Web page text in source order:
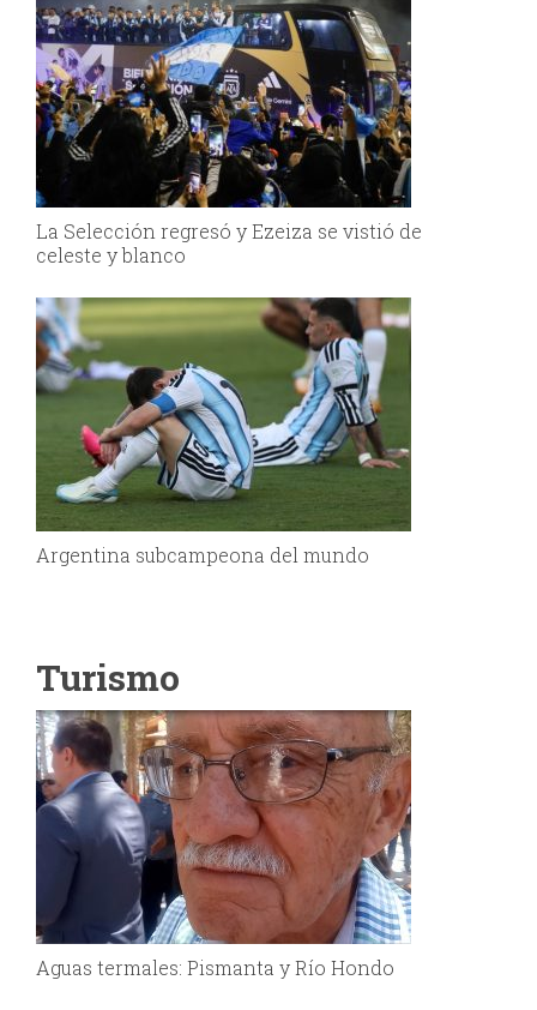
La Selección regresó y Ezeiza se vistió de
celeste y blanco
Argentina subcampeona del mundo
Turismo
Aguas termales: Pismanta y Río Hondo